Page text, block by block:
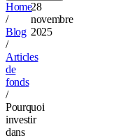
Home
/
Blog
/
Articles
de
fonds
/
Pourquoi
investir
dans
28
novembre
2025